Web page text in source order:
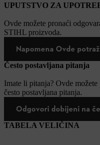
UPUTSTVO ZA
Ovde možete pronaći
STIHL proizvoda.
Napomena Ovde
Često postavljana pitanja
Imate li pitanja? Ovde
često postavljana pitanja.
Odgovori dobijeni na
TABELA VELIČINA